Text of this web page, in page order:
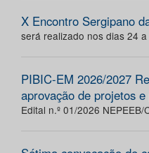
X Encontro Sergipano
será realizado nos dias 24
PIBIC-EM 2026/2027
aprovação de projetos
Edital n.º 01/2026 NEPEEB/